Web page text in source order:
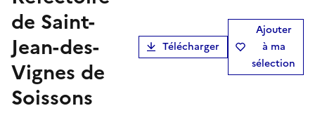
de Saint-
Jean-des-
Vignes de
Soissons
Télécharger
Ajouter
à ma
sélection